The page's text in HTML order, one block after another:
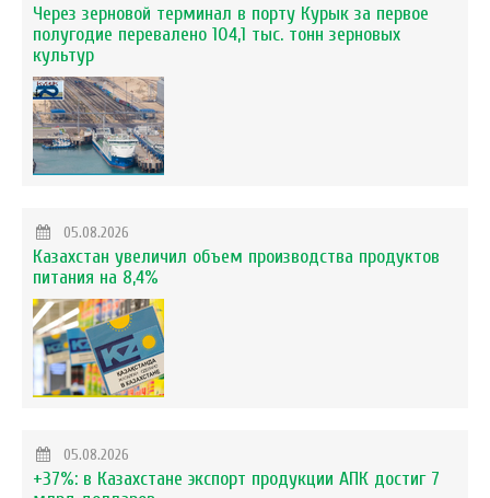
Через зерновой терминал в порту Курык за первое
полугодие перевалено 104,1 тыс. тонн зерновых
культур
05.08.2026
Казахстан увеличил объем производства продуктов
питания на 8,4%
05.08.2026
+37%: в Казахстане экспорт продукции АПК достиг 7